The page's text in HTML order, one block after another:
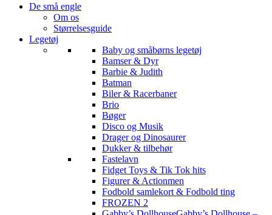
De små engle
Om os
Størrelsesguide
Legetøj
Baby og småbørns legetøj
Bamser & Dyr
Barbie & Judith
Batman
Biler & Racerbaner
Brio
Bøger
Disco og Musik
Drager og Dinosaurer
Dukker & tilbehør
Fastelavn
Fidget Toys & Tik Tok hits
Figurer & Actionmen
Fodbold samlekort & Fodbold ting
FROZEN 2